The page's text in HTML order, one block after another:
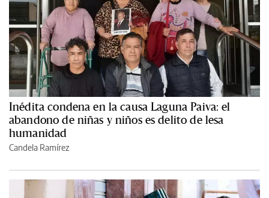
Inédita condena en la causa Laguna Paiva: el
abandono de niñas y niños es delito de lesa
humanidad
Candela Ramírez